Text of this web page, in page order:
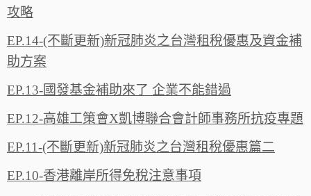
攻略
EP.14-(不斷更新)新冠肺炎之台灣租稅優惠及資金補
助方案
EP.13-國發基金補助來了 企業不能錯過
EP.12-高雄工策會X凱博聯合會計師事務所抗疫專題
EP.11-(不斷更新)新冠肺炎之台灣租稅優惠篇二
EP.10-香港離岸所得免稅注意事項